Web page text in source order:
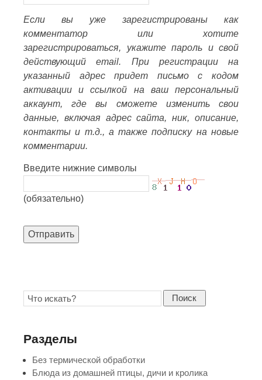
Если вы уже зарегистрированы как
комментатор или хотите
зарегистрироваться, укажите пароль и свой
действующий email. При регистрации на
указанный адрес придет письмо с кодом
активации и ссылкой на ваш персональный
аккаунт, где вы сможете изменить свои
данные, включая адрес сайта, ник, описание,
контакты и т.д., а также подписку на новые
комментарии.
Введите нижние символы
(обязательно)
Отправить
Поиск
Разделы
Без термической обработки
Блюда из домашней птицы, дичи и кролика